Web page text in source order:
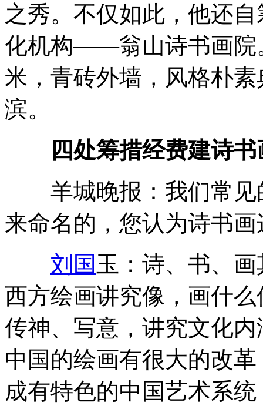
之秀。不仅如此，他还
化机构——翁山诗书画院
米，青砖外墙，风格朴
滨。
四处筹措经费建诗
羊城晚报：我们常见
来命名的，您认为诗书
刘国 玉：诗、书、
西方绘画讲究像，画什
传神、写意，讲究文化
中国的绘画有很大的改
成有特色的中国艺术系